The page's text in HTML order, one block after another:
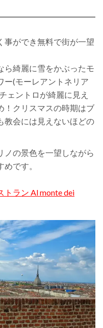
事ができ無料で街が一望
ら綺麗に雪をかぶったモ
ー(モーレアントネリア
ェントロが綺麗に見え
クリスマスの時期はブ
教会には見えないほどの
ノの景色を一望しながら
です。
トラン Al montedei